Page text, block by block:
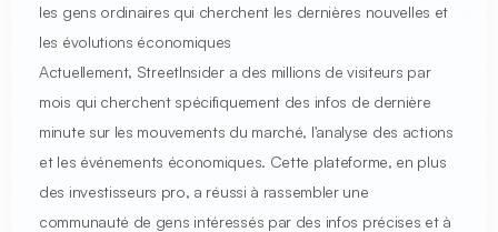
les gens ordinaires qui cherchent les dernières nouvelles et
les évolutions économiques
Actuellement, StreetInsider a des millions de visiteurs par
mois qui cherchent spécifiquement des infos de dernière
minute sur les mouvements du marché, l'analyse des actions
et les événements économiques. Cette plateforme, en plus
des investisseurs pro, a réussi à rassembler une
communauté de gens intéressés par des infos précises et à